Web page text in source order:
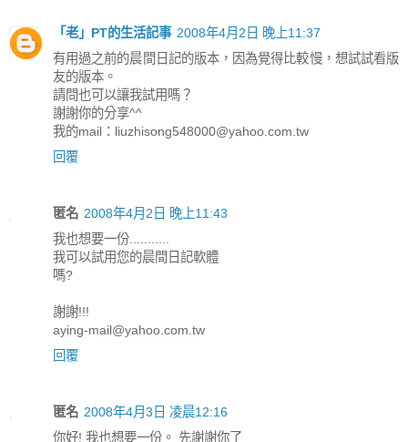
「老」PT的生活記事 2008年4月2日 晚上11:37
有用過之前的晨間日記的版本，因為覺得比較慢，想試試看版
友的版本。
請問也可以讓我試用嗎？
謝謝你的分享^^
我的mail：liuzhisong548000@yahoo.com.tw
回覆
匿名 2008年4月2日 晚上11:43
我也想要一份...........
我可以試用您的晨間日記軟體
嗎?
謝謝!!!
aying-mail@yahoo.com.tw
回覆
匿名 2008年4月3日 凌晨12:16
你好! 我也想要一份。 先謝謝你了